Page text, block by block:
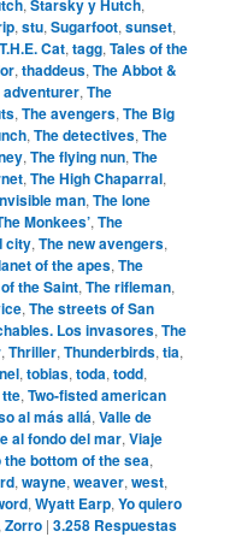
,stu,Sugarfoot,sunset,
T.H.E. Cat,tagg,Tales of the
,thaddeus,The Abbot &
adventurer,The
,The avengers,The Big
,The detectives,The
,The flying nun,The
,The High Chaparral,
man,The lone
Monkees’,The
city,The new avengers,
of the apes,The
the Saint,The rifleman,
,The streets of San
Los invasores,The
,Thriller,Thunderbirds,tia,
,tobias,toda,todd,
tte,Two-fisted american
al más allá,Valle de
al fondo del mar,Viaje
the bottom of the sea,
,wayne,weaver,west,
,Wyatt Earp,Yo quiero
,Zorro |3.258 Respuestas